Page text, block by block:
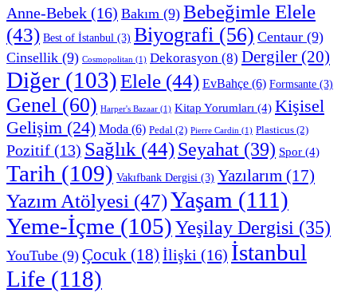
Anne-Bebek (16) Bakım (9) Bebeğimle Elele
(43) Best of İstanbul (3) Biyografi (56) Centaur (9)
Cinsellik (9) Cosmopolitan (1) Dekorasyon (8) Dergiler (20)
Diğer (103)Elele (44) EvBahçe (6) Formsante (3)
Genel (60) Harper's Bazaar (1) Kitap Yorumları (4) Kişisel
Gelişim (24) Moda (6) Pedal (2) Pierre Cardin (1) Plasticus (2)
Pozitif (13) Sağlık (44)Seyahat (39) Spor (4)
Tarih (109) Vakıfbank Dergisi (3) Yazılarım (17)
Yazım Atölyesi (47)Yaşam (111)
Yeme-İçme (105)Yeşilay Dergisi (35)
YouTube (9) Çocuk (18) İlişki (16) İstanbul
Life (118)